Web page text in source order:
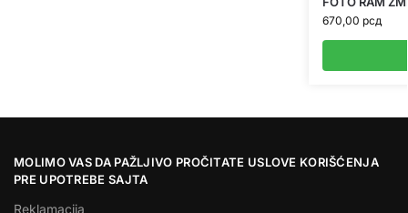
670,00 рсд
MOLIMO VAS DA PAŽLJIVO PROČITATE USLOVE KORIŠĆENJA
PRE UPOTREBE SAJTA
Reklamacija